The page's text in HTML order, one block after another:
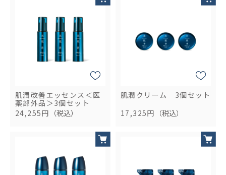
肌潤改善エッセンス＜医
薬部外品＞3個セット
24,255円 （税込）
肌潤クリーム 3個セット
17,325円 （税込）